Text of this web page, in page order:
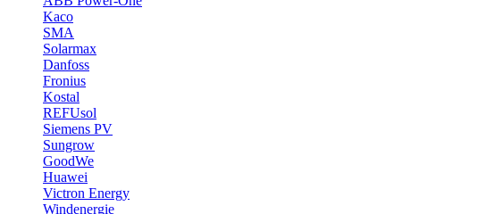
Kaco
SMA
Solarmax
Danfoss
Fronius
Kostal
REFUsol
Siemens PV
Sungrow
GoodWe
Huawei
Victron Energy
Windenergie